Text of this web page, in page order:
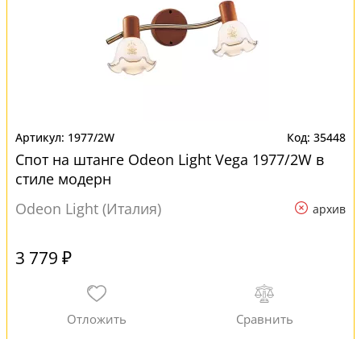
1977/2W 35448
Спот на штанге Odeon Light Vega 1977/2W в
стиле модерн
Odeon Light (Италия)
архив
3 779 ₽